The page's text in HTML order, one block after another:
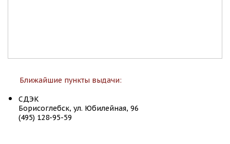
Ближайшие пункты выдачи:
СДЭК
Борисоглебск, ул. Юбилейная, 96
(495) 128-95-59